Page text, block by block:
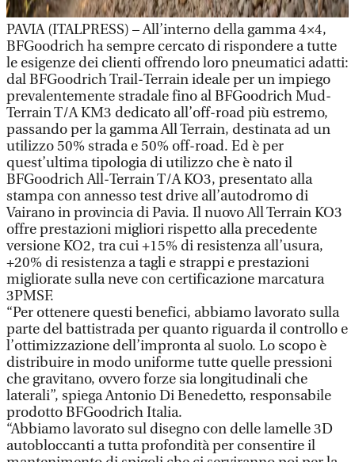
PAVIA (ITALPRESS) – All’interno della gamma 4×4,
BFGoodrich ha sempre cercato di rispondere a tutte
le esigenze dei clienti offrendo loro pneumatici adatti:
dal BFGoodrich Trail-Terrain ideale per un impiego
prevalentemente stradale fino al BFGoodrich Mud-
Terrain T/A KM3 dedicato all’off-road più estremo,
passando per la gamma All Terrain, destinata ad un
utilizzo 50% strada e 50% off-road. Ed è per
quest’ultima tipologia di utilizzo che è nato il
BFGoodrich All-Terrain T/A KO3, presentato alla
stampa con annesso test drive all’autodromo di
Vairano in provincia di Pavia. Il nuovo All Terrain KO3
offre prestazioni migliori rispetto alla precedente
versione KO2, tra cui +15% di resistenza all’usura,
+20% di resistenza a tagli e strappi e prestazioni
migliorate sulla neve con certificazione marcatura
3PMSF.
“Per ottenere questi benefici, abbiamo lavorato sulla
parte del battistrada per quanto riguarda il controllo e
l’ottimizzazione dell’impronta al suolo. Lo scopo è
distribuire in modo uniforme tutte quelle pressioni
che gravitano, ovvero forze sia longitudinali che
laterali”, spiega Antonio Di Benedetto, responsabile
prodotto BFGoodrich Italia.
“Abbiamo lavorato sul disegno con delle lamelle 3D
autobloccanti a tutta profondità per consentire il